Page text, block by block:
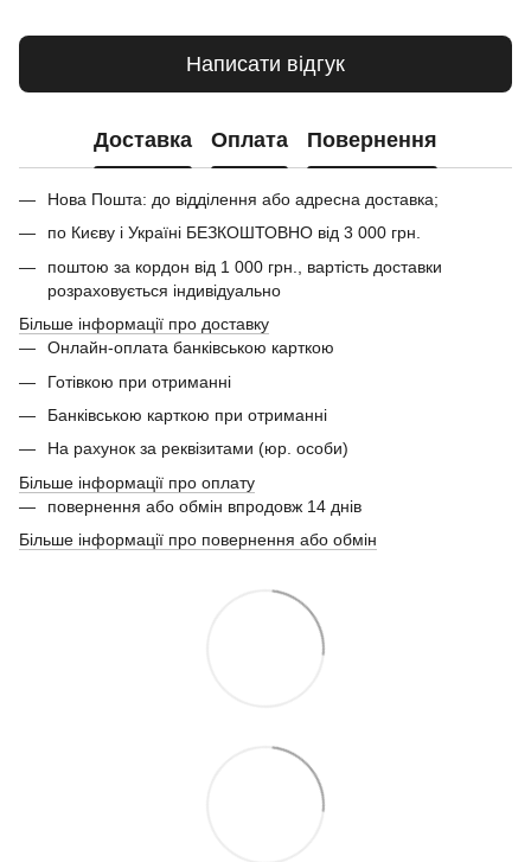
Написати відгук
Доставка Оплата Повернення
Нова Пошта: до відділення або адресна доставка;
по Києву і Україні БЕЗКОШТОВНО від 3 000 грн.
поштою за кордон від 1 000 грн., вартість доставки
розраховується індивідуально
Більше інформації про доставку
Онлайн-оплата банківською карткою
Готівкою при отриманні
Банківською карткою при отриманні
На рахунок за реквізитами (юр. особи)
Більше інформації про оплату
повернення або обмін впродовж 14 днів
Більше інформації про повернення або обмін